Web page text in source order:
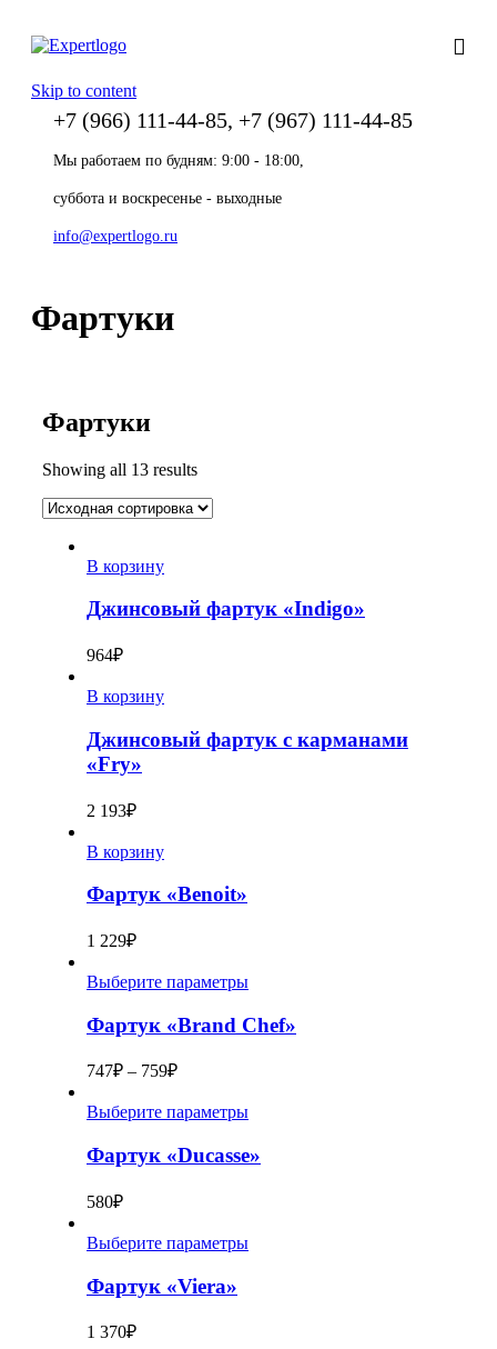
Skip to content
+7 (966) 111-44-85, +7 (967) 111-44-85
Мы работаем по будням: 9:00 - 18:00,
суббота и воскресенье - выходные
info@expertlogo.ru
Фартуки
Фартуки
Showing all 13 results
В корзину
Джинсовый фартук «Indigo»
964₽
В корзину
Джинсовый фартук с карманами
«Fry»
2 193₽
В корзину
Фартук «Benoit»
1 229₽
Выберите параметры
Фартук «Brand Chef»
747₽ – 759₽
Выберите параметры
Фартук «Ducasse»
580₽
Выберите параметры
Фартук «Viera»
1 370₽